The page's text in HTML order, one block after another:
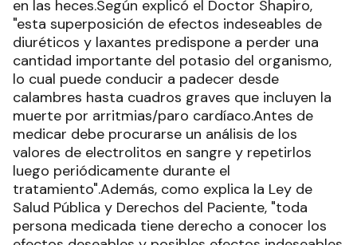
en las heces.Según explicó el Doctor Shapiro,
"esta superposición de efectos indeseables de
diuréticos y laxantes predispone a perder una
cantidad importante del potasio del organismo,
lo cual puede conducir a padecer desde
calambres hasta cuadros graves que incluyen la
muerte por arritmias/paro cardíaco.Antes de
medicar debe procurarse un análisis de los
valores de electrolitos en sangre y repetirlos
luego periódicamente durante el
tratamiento".Además, como explica la Ley de
Salud Pública y Derechos del Paciente, "toda
persona medicada tiene derecho a conocer los